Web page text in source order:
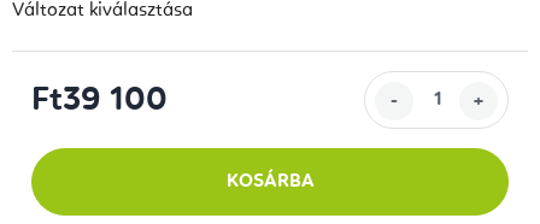
Változat kiválasztása
Ft39 100
KOSÁRBA